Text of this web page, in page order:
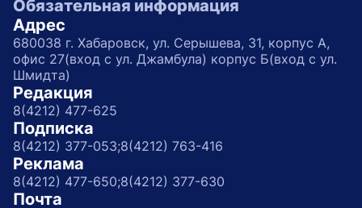
Обязательная информация
Адрес
680038 г. Хабаровск, ул. Серышева, 31, корпус А,
офис 27(вход с ул. Джамбула) корпус Б(вход с ул.
Шмидта)
Редакция
8(4212) 477-625
Подписка
8(4212) 377-053;8(4212) 763-416
Реклама
8(4212) 477-650;8(4212) 377-630
Почта